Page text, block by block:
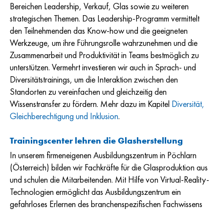
Bereichen Leadership, Verkauf, Glas sowie zu weiteren
strategischen Themen. Das Leadership-Programm vermittelt
den Teilnehmenden das Know-how und die geeigneten
Werkzeuge, um ihre Führungsrolle wahrzunehmen und die
Zusammenarbeit und Produktivität in Teams bestmöglich zu
unterstützen. Vermehrt investieren wir auch in Sprach- und
Diversitätstrainings, um die Interaktion zwischen den
Standorten zu vereinfachen und gleichzeitig den
Wissenstransfer zu fördern. Mehr dazu im Kapitel Diversität,
Gleichberechtigung und Inklusion.
Trainingscenter lehren die Glasherstellung
In unserem firmeneigenen Ausbildungszentrum in Pöchlarn
(Österreich) bilden wir Fachkräfte für die Glasproduktion aus
und schulen die Mitarbeitenden. Mit Hilfe von Virtual-Reality-
Technologien ermöglicht das Ausbildungszentrum ein
gefahrloses Erlernen des branchenspezifischen Fachwissens